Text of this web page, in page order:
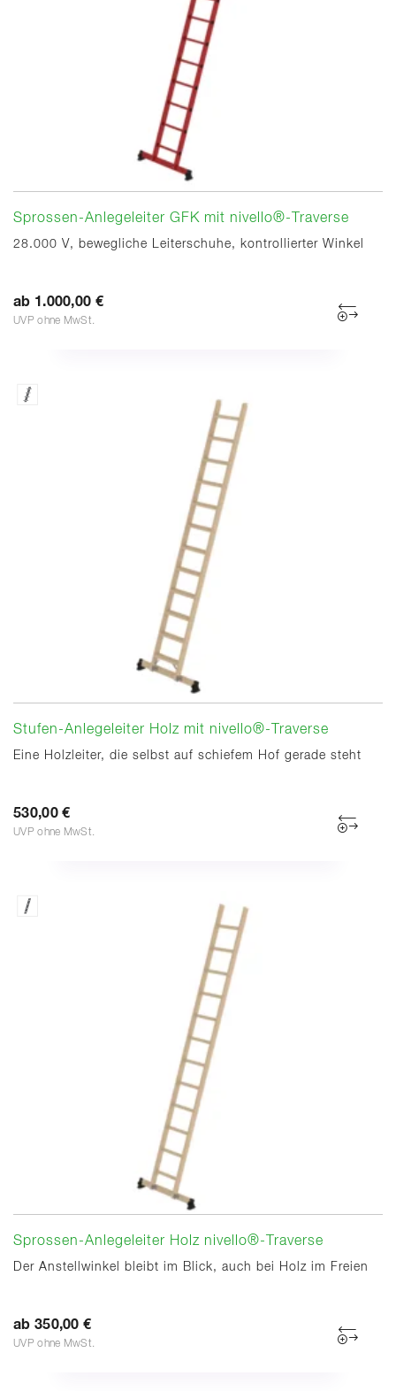
Sprossen-Anlegeleiter GFK mit nivello®-Traverse
28.000 V, bewegliche Leiterschuhe, kontrollierter Winkel
ab 1.000,00 €
UVP ohne MwSt.
Stufen-Anlegeleiter Holz mit nivello®-Traverse
Eine Holzleiter, die selbst auf schiefem Hof gerade steht
530,00 €
UVP ohne MwSt.
Sprossen-Anlegeleiter Holz nivello®-Traverse
Der Anstellwinkel bleibt im Blick, auch bei Holz im Freien
ab 350,00 €
UVP ohne MwSt.